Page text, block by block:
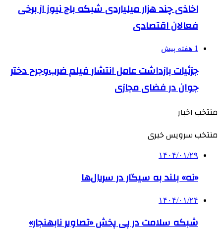
اخاذی چند هزار میلیاردی شبکه باج نیوز از برخی
فعالان اقتصادی
1 هفته پیش
جزئیات بازداشت عامل انتشار فیلم ضرب‌وجرح دختر
جوان در فضای مجازی
منتخب اخبار
منتخب سرویس خبری
۱۴۰۴/۰۱/۲۹
«نه» بلند به سیگار در سریال‌ها
۱۴۰۴/۰۱/۲۴
شبکه سلامت در پی پخش «تصاویر نابهنجار»